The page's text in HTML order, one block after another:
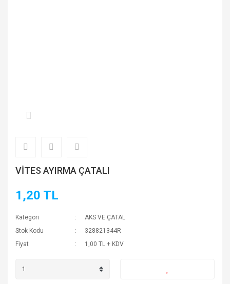
VİTES AYIRMA ÇATALI
1,20 TL
Kategori
AKS VE ÇATAL
Stok Kodu
328821344R
Fiyat
1,00 TL + KDV